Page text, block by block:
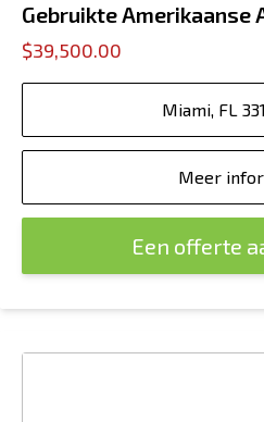
Gebruikte Amerikaanse
$39,500.00
Miami, FL
Meer
Een offerte